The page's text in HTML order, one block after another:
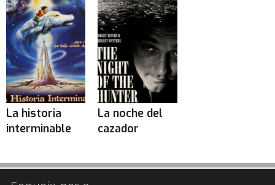
La historia
interminable
La noche del
cazador